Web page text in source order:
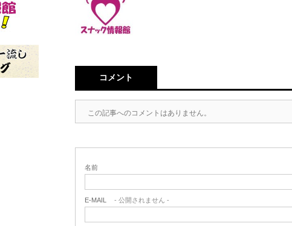
コメント
この記事へのコメントはありません。
名前
E-MAIL - 公開されません -